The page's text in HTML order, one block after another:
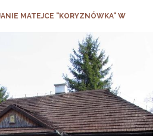
MATEJCE "KORYZNÓWKA" W